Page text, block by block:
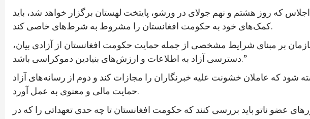
که روز هشتم و نهم جولای در ورشو، پایتخت لهستان برگزار خواهد شد، باید
کمک‌های خود به حکومت افغانستان را مشروط به شرط‌های خاصی کند.
بر مبنای شرایط مشخصی از جمله حمایت حکومت افغانستان از آزادی بیان،
دسترسی آزاد به اطلاعات و ارزش‌های بنیادین دموکراسی باشد.”
که عاملان خشونت علیه خبرنگاران را مجازات کند و دوم از رسانه‌های آزاد
حمایت مالی و معنوی به عمل آورد.
عضو ناتو باید بررسی کنند که حکومت افغانستان تا چه حدی تعهداتی را که در